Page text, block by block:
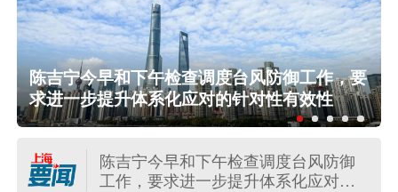
陈吉宁今早和下午检查调度台风防御工作，要
求进一步提升体系化应对的针对性有效性
陈吉宁今早和下午检查调度台风防御
工作，要求进一步提升体系化应对的
孙硕鹏任民政部副部长